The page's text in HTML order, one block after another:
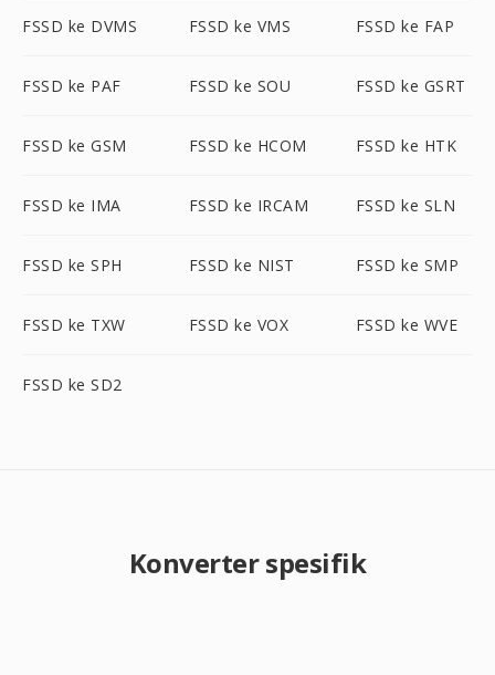
FSSD ke DVMS FSSD ke VMS FSSD ke FAP
FSSD ke PAF FSSD ke SOU FSSD ke GSRT
FSSD ke GSM FSSD ke HCOM FSSD ke HTK
FSSD ke IMA FSSD ke IRCAM FSSD ke SLN
FSSD ke SPH FSSD ke NIST FSSD ke SMP
FSSD ke TXW FSSD ke VOX FSSD ke WVE
FSSD ke SD2
Konverter spesifik